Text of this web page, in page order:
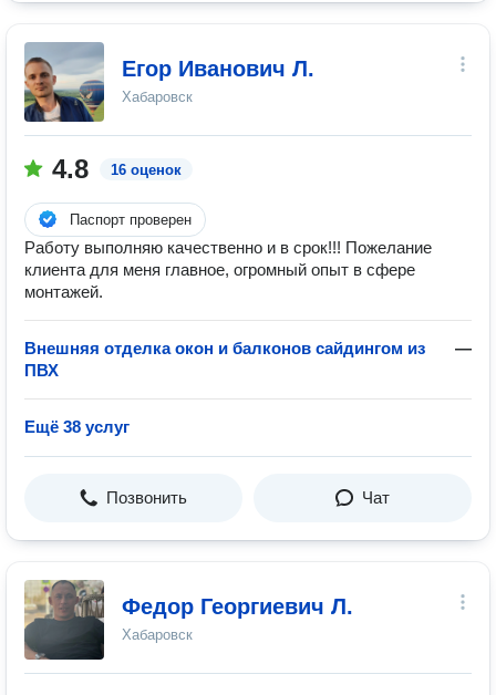
Егор Иванович Л.
Хабаровск
4.8 16 оценок
Паспорт проверен
Работу выполняю качественно и в срок!!! Пожелание
клиента для меня главное, огромный опыт в сфере
монтажей.
Внешняя отделка окон и балконов сайдингом из
ПВХ
—
Ещё 38 услуг
Позвонить Чат
Федор Георгиевич Л.
Хабаровск